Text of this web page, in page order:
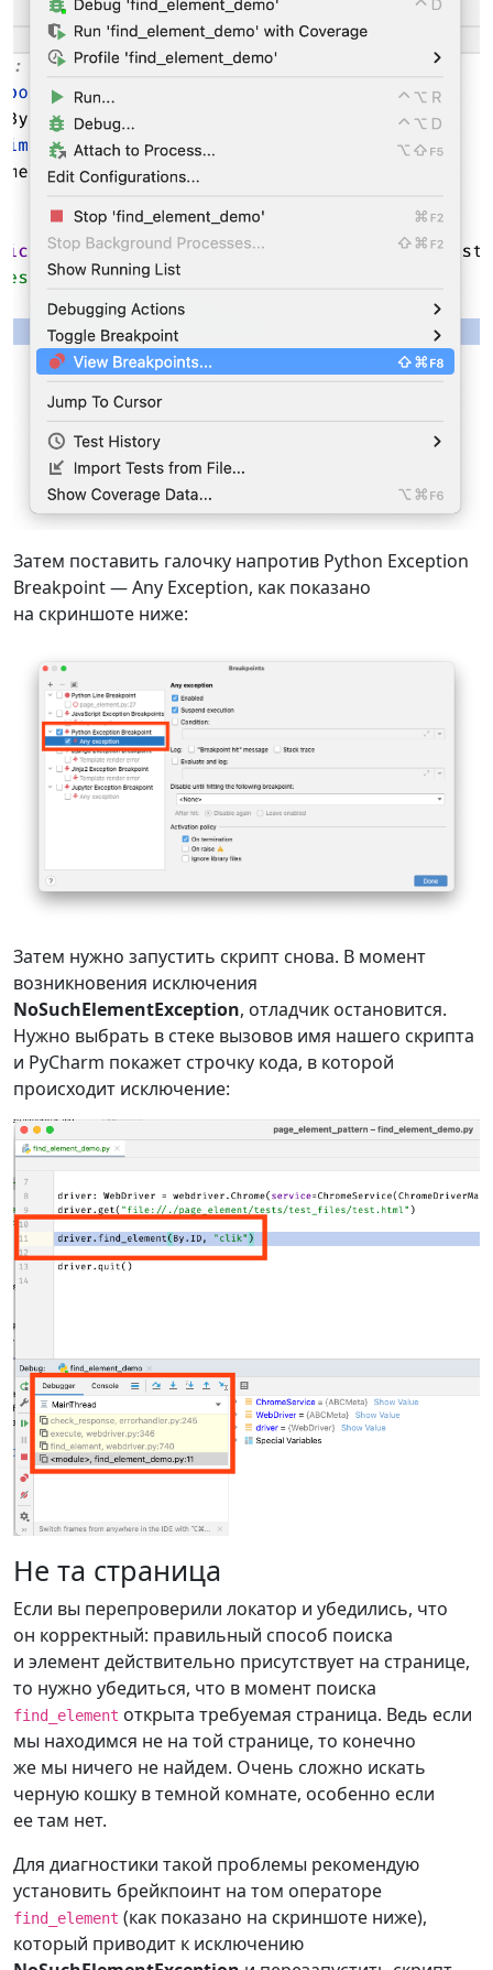
Затем поставить галочку напротив Python Exception
Breakpoint — Any Exception, как показано
на скриншоте ниже:
Затем нужно запустить скрипт снова. В момент
возникновения исключения
NoSuchElementException, отладчик остановится.
Нужно выбрать в стеке вызовов имя нашего скрипта
и PyCharm покажет строчку кода, в которой
происходит исключение:
Не та страница
Если вы перепроверили локатор и убедились, что
он корректный: правильный способ поиска
и элемент действительно присутствует на странице,
то нужно убедиться, что в момент поиска
find_element открыта требуемая страница. Ведь если
мы находимся не на той странице, то конечно
же мы ничего не найдем. Очень сложно искать
черную кошку в темной комнате, особенно если
ее там нет.
Для диагностики такой проблемы рекомендую
установить брейкпоинт на том операторе
find_element (как показано на скриншоте ниже),
который приводит к исключению